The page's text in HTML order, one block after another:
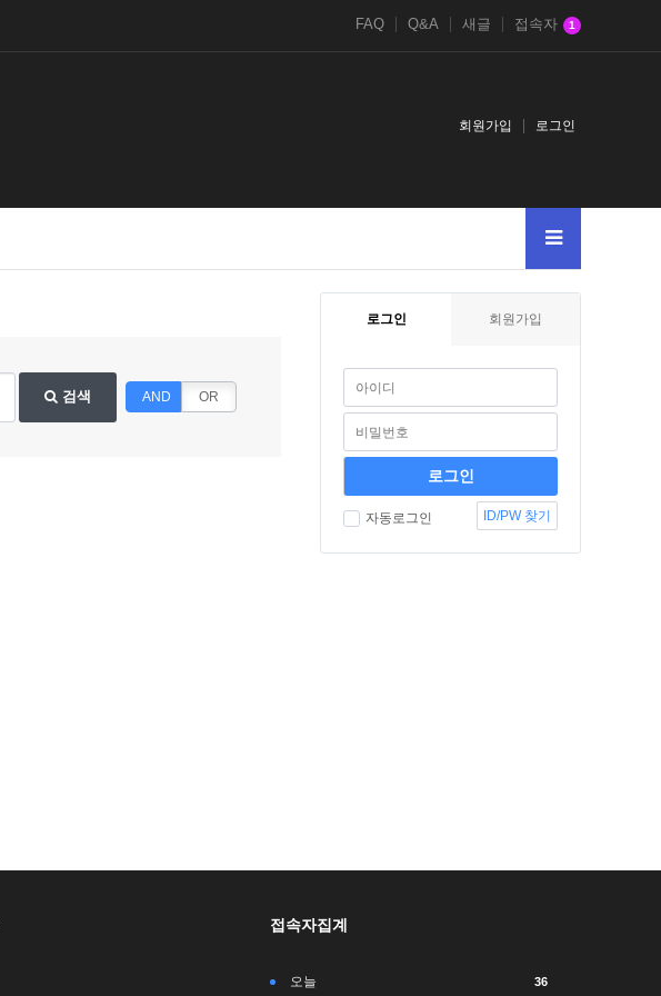
FAQ Q&A 새글 접속자 1
회원가입 로그인
검색 AND OR
로그인 회원가입
자동로그인 ID/PW 찾기
접속자집계
오늘 36